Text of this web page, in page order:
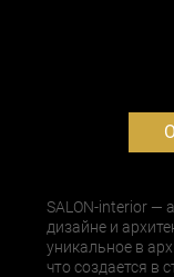
SALON-interior —
дизайне и
уникальное в
что создается в